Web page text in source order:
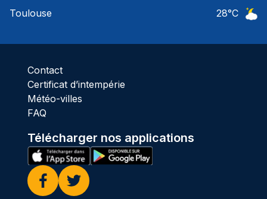
Toulouse
28°C
Contact
Certificat d’intempérie
Météo-villes
FAQ
Télécharger nos applications
Facebook
Twitter